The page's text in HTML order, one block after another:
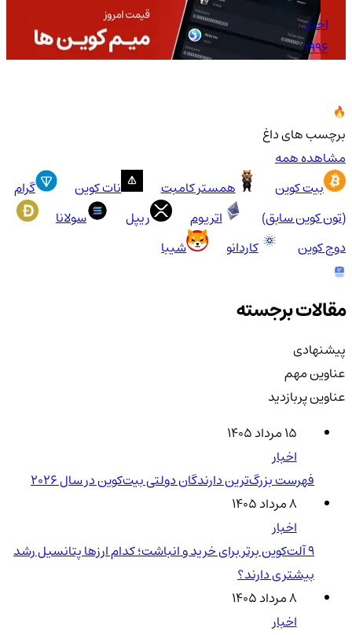
اخبار
1996
برچسب های داغ
مشاهده همه
بیت کوین
همستر کامبت نات کوین
گرام
(تون کوین سابق)
اتریوم ریپل
سولانا
دوج کوین
کاردانو شیبا
مقالات برجسته
پیشنهادی
عناوین مهم
عناوین پربازدید
۱۵ مرداد ۱۴۰۵
اخبار
فهرست بزرگ‌ترین دارندگان دولتی بیت‌کوین در سال 2026
۸ مرداد ۱۴۰۵
اخبار
۹ آلت‌کوین برتر برای خرید و انباشت؛ کدام ارزها پتانسیل رشد
بیشتری دارند؟
۸ مرداد ۱۴۰۵
اخبار